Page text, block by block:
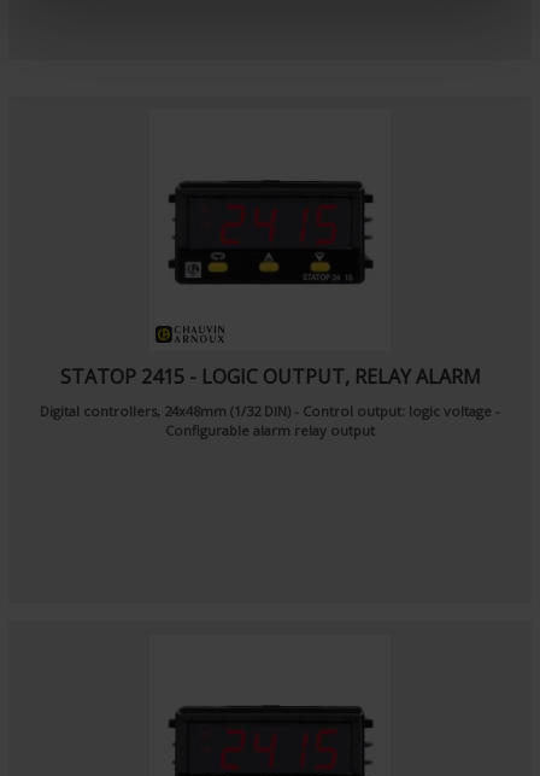
STATOP 2415 - LOGIC OUTPUT, RELAY ALARM
Digital controllers, 24x48mm (1/32 DIN) - Control output: logic voltage -
Configurable alarm relay output